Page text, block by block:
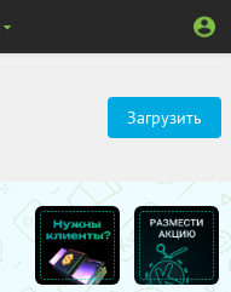
Загрузить